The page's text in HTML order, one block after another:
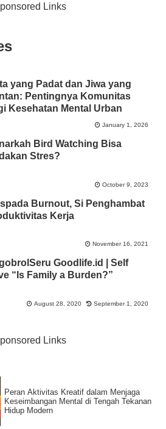
g
Links
yang Padat dan Jiwa yang
Pentingnya Komunitas
Kesehatan Mental Urban
January 1, 2026
Bird Watching Bisa
Stres?
October 9, 2023
Burnout, Si Penghambat
Kerja
November 16, 2021
Goodlife.id | Self
“Is Family a Burden?”
August 28, 2020 September 1, 2020
Links
Peran Aktivitas Kreatif dalam Menjaga
Keseimbangan Mental di Tengah Tekanan
Hidup Modern